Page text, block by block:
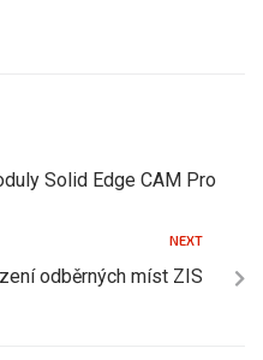
Solid Edge CAM Pro
NEXT
odběrných míst ZIS